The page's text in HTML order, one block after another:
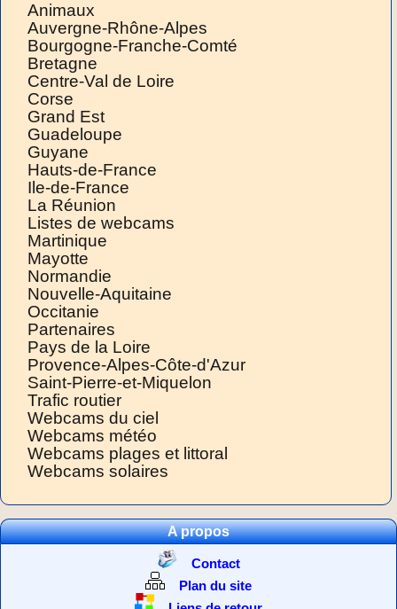
Animaux
Auvergne-Rhône-Alpes
Bourgogne-Franche-Comté
Bretagne
Centre-Val de Loire
Corse
Grand Est
Guadeloupe
Guyane
Hauts-de-France
Ile-de-France
La Réunion
Listes de webcams
Martinique
Mayotte
Normandie
Nouvelle-Aquitaine
Occitanie
Partenaires
Pays de la Loire
Provence-Alpes-Côte-d'Azur
Saint-Pierre-et-Miquelon
Trafic routier
Webcams du ciel
Webcams météo
Webcams plages et littoral
Webcams solaires
A propos
Contact
Plan du site